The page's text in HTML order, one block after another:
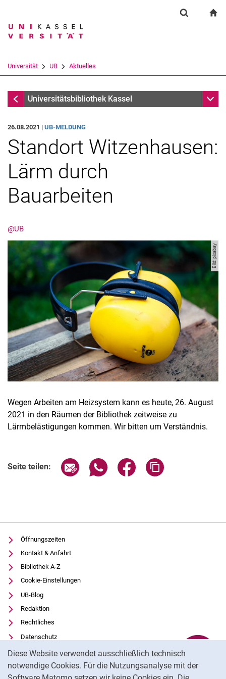
Springe direkt zu: Inhalt
Springe direkt zu: Suche
Springe direkt zu:
Diese Website verwendet ausschließlich technisch
notwendige Cookies. Für die Nutzungsanalyse mit der
Suchbegriff
Suchen (öffnet externen Link in einem
Universität UB Aktuelles
AktuellesUniversitätsbibliothek Kassel
26.08.2021 | UB-MELDUNG
Standort Witzenhausen:
Lärm durch
Bauarbeiten
@UB
Bild: pixabay
Wegen Arbeiten am Heizsystem kann es heute, 26. August
2021 in den Räumen der Bibliothek zeitweise zu
Lärmbelästigungen kommen. Wir bitten um Verständnis.
Seite teilen: Seite über E-Mail teilen
Seite über WhatsApp teilen
Seite über Facebook
Öffnungszeiten
Kontakt & Anfahrt
Bibliothek A-Z
Cookie-Einstellungen
UB-Blog
Redaktion
Rechtliches
Datenschutz
Barrierefreiheit
Transparenter KI-Einsatz